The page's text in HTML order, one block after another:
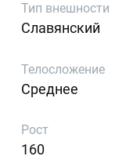
Тип внешности
Славянский
Телосложение
Среднее
Рост
160